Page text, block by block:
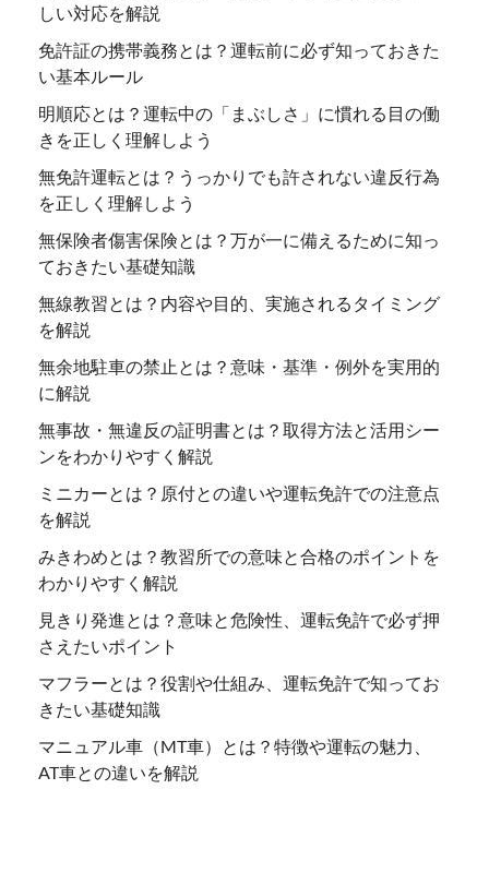
しい対応を解説
免許証の携帯義務とは？運転前に必ず知っておきた
い基本ルール
明順応とは？運転中の「まぶしさ」に慣れる目の働
きを正しく理解しよう
無免許運転とは？うっかりでも許されない違反行為
を正しく理解しよう
無保険者傷害保険とは？万が一に備えるために知っ
ておきたい基礎知識
無線教習とは？内容や目的、実施されるタイミング
を解説
無余地駐車の禁止とは？意味・基準・例外を実用的
に解説
無事故・無違反の証明書とは？取得方法と活用シー
ンをわかりやすく解説
ミニカーとは？原付との違いや運転免許での注意点
を解説
みきわめとは？教習所での意味と合格のポイントを
わかりやすく解説
見きり発進とは？意味と危険性、運転免許で必ず押
さえたいポイント
マフラーとは？役割や仕組み、運転免許で知ってお
きたい基礎知識
マニュアル車（MT車）とは？特徴や運転の魅力、
AT車との違いを解説